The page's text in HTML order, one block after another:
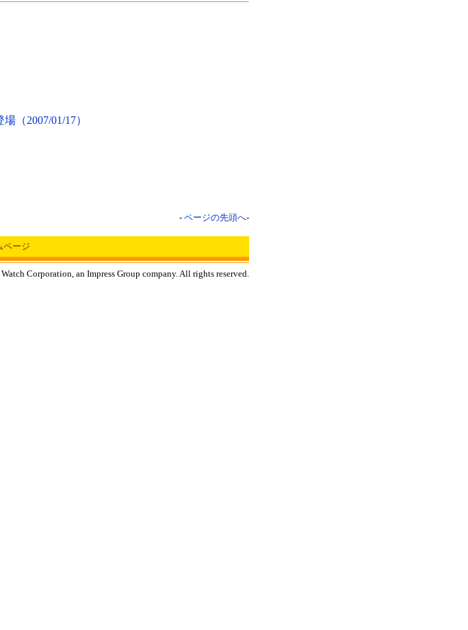
（2007/01/17）
- ページの先頭へ-
ページ
Corporation, an Impress Group company. All rights reserved.